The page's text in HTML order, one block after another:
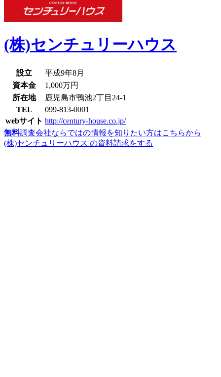
(株)センチュリーハウス
設立
平成9年8月
資本金
1,000万円
所在地
鹿児島市鴨池2丁目24-1
TEL
099-813-0001
webサイト http://century-house.co.jp/
無料調査会社ならではの情報を知りたい方はこちらから
(株)センチュリーハウス の資料請求をする